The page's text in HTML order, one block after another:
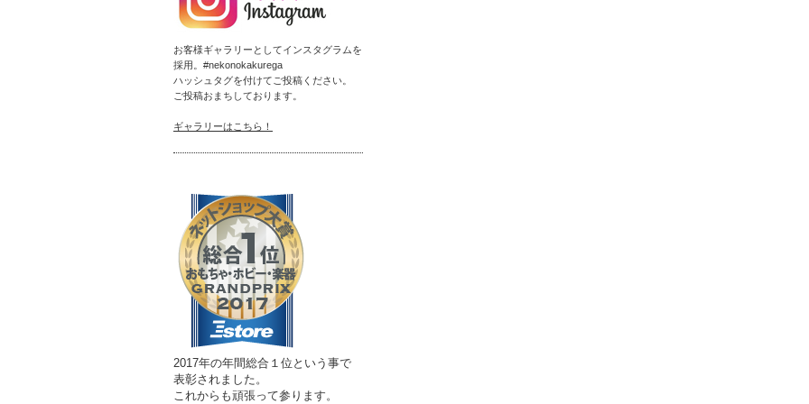
お客様ギャラリーとしてインスタグラムを
採用。#nekonokakurega
ハッシュタグを付けてご投稿ください。
ご投稿おまちしております。
ギャラリーはこちら！
2017年の年間総合１位という事で
表彰されました。
これからも頑張って参ります。